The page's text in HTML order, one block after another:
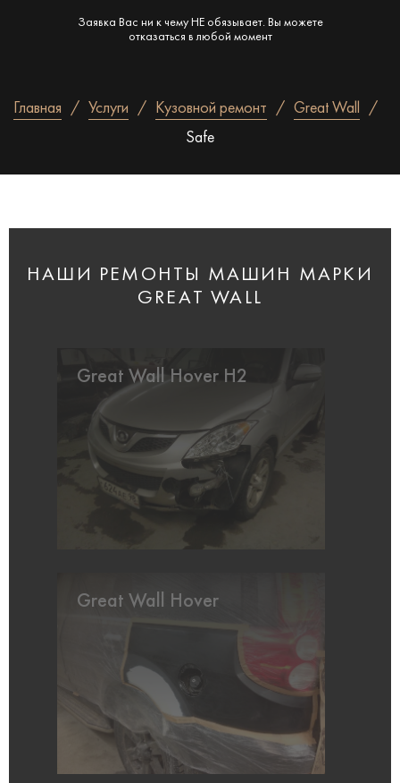
Заявка Вас ни к чему НЕ обязывает. Вы можете
отказаться в любой момент
Главная Услуги Кузовной ремонт
Great Wall
Safe
НАШИ РЕМОНТЫ МАШИН МАРКИ
GREAT WALL
Great Wall Hover H2
Great Wall Hover